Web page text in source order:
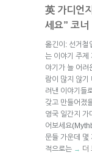
英 가디언
세요” 코너
옮긴이: 선거철
는 이야기 주제
야기가 늘 어려
람이 많지 않기
려낸 이야기들
갖고 만들어졌
영국 일간지 가
어보세요
문들 가운데 몇
적으로는 → 더